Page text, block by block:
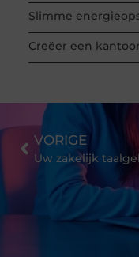
Slimme
Creëer een
VORIGE